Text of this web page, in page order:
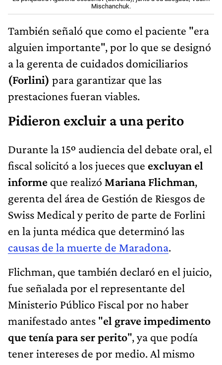
Mischanchuk.
También señaló que como el paciente "era
alguien importante", por lo que se designó
a la gerenta de cuidados domiciliarios
(Forlini) para garantizar que las
prestaciones fueran viables.
Pidieron excluir a una perito
Durante la 15º audiencia del debate oral, el
fiscal solicitó a los jueces que excluyan el
informe que realizó Mariana Flichman,
gerenta del área de Gestión de Riesgos de
Swiss Medical y perito de parte de Forlini
en la junta médica que determinó las
causas de la muerte de Maradona.
Flichman, que también declaró en el juicio,
fue señalada por el representante del
Ministerio Público Fiscal por no haber
manifestado antes "el graveimpedimento
que tenía para ser perito", ya que podía
tener intereses de por medio. Al mismo